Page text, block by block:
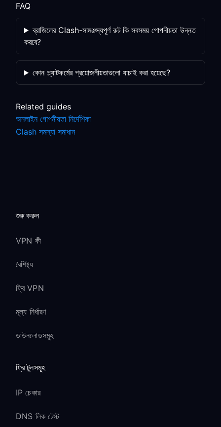
FAQ
ব্রাজিলের Clash-সামঞ্জস্যপূর্ণ রুট কি সবসময় গোপনীয়তা উন্নত
করবে?
কোন প্ল্যাটফর্মের প্রয়োজনীয়তাগুলো যাচাই করা হয়েছে?
Related guides
অনলাইন গোপনীয়তা নির্দেশিকা
Clash সমস্যা সমাধান
শুরু করুন
VPN কী
বৈশিষ্ট্য
ফ্রি VPN
মূল্য নির্ধারণ
ডাউনলোডসমূহ
ফ্রি টুলসমূহ
IP চেকার
DNS লিক টেস্ট